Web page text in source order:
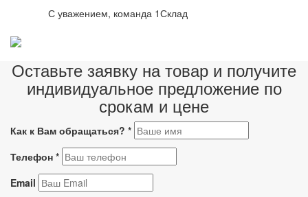
С уважением, команда 1Склад
Оставьте заявку на товар и получите
индивидуальное предложение по
срокам и цене
Как к Вам обращаться? *
Телефон *
Email